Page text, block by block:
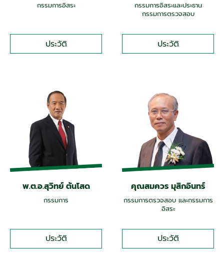
กรรมการอิสระ
ประวัติ
กรรมการอิสระและประธาน
กรรมการตรวจสอบ
ประวัติ
พ.ต.อ.สุวิทย์ ตันโสด
กรรมการ
ประวัติ
คุณสมควร มุสิกอินทร์
กรรมการตรวจสอบ และกรรมการ
อิสระ
ประวัติ